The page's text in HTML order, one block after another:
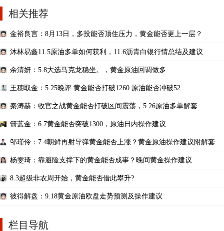
相关推荐
金裕良言：8月13日，多投能否顶住压力，黄金能否更上一层？
沐林易鑫11.5原油多单如何获利，11.6沥青白银行情总结及建议
余清妍：5.8大选马克龙稳坐。，黄金原油回调做多
王穗取金：5.25晚评 黄金能否打破1260 原油能否冲破52
秦涛赫：收官之战黄金能否打破区间震荡，5.26原油多单解套
箭蓝金：6.7黄金能否突破1300，原油日内操作建议
邹瑾伶：7.4朝鲜再射导弹黄金能否上涨？黄金原油操作建议附解套
杨雯琦：靠避险支撑下的黄金能否成事？晚间黄金操作建议
8.3超级非农周开始，黄金能否借此攀升?
彼得解盘：9.18黄金原油欧盘走势预测及操作建议
栏目导航